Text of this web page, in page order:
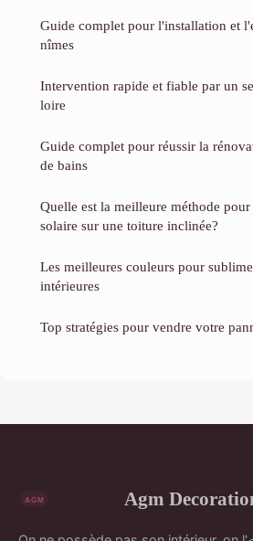
Guide complet pour l'installation et
nîmes
Intervention rapide et fiable par un
loire
Guide complet pour réussir la
de bains
Quelle est la meilleure méthode
solaire sur une toiture inclinée?
Les meilleures couleurs pour
intérieures
Top stratégies pour vendre votre
Agm